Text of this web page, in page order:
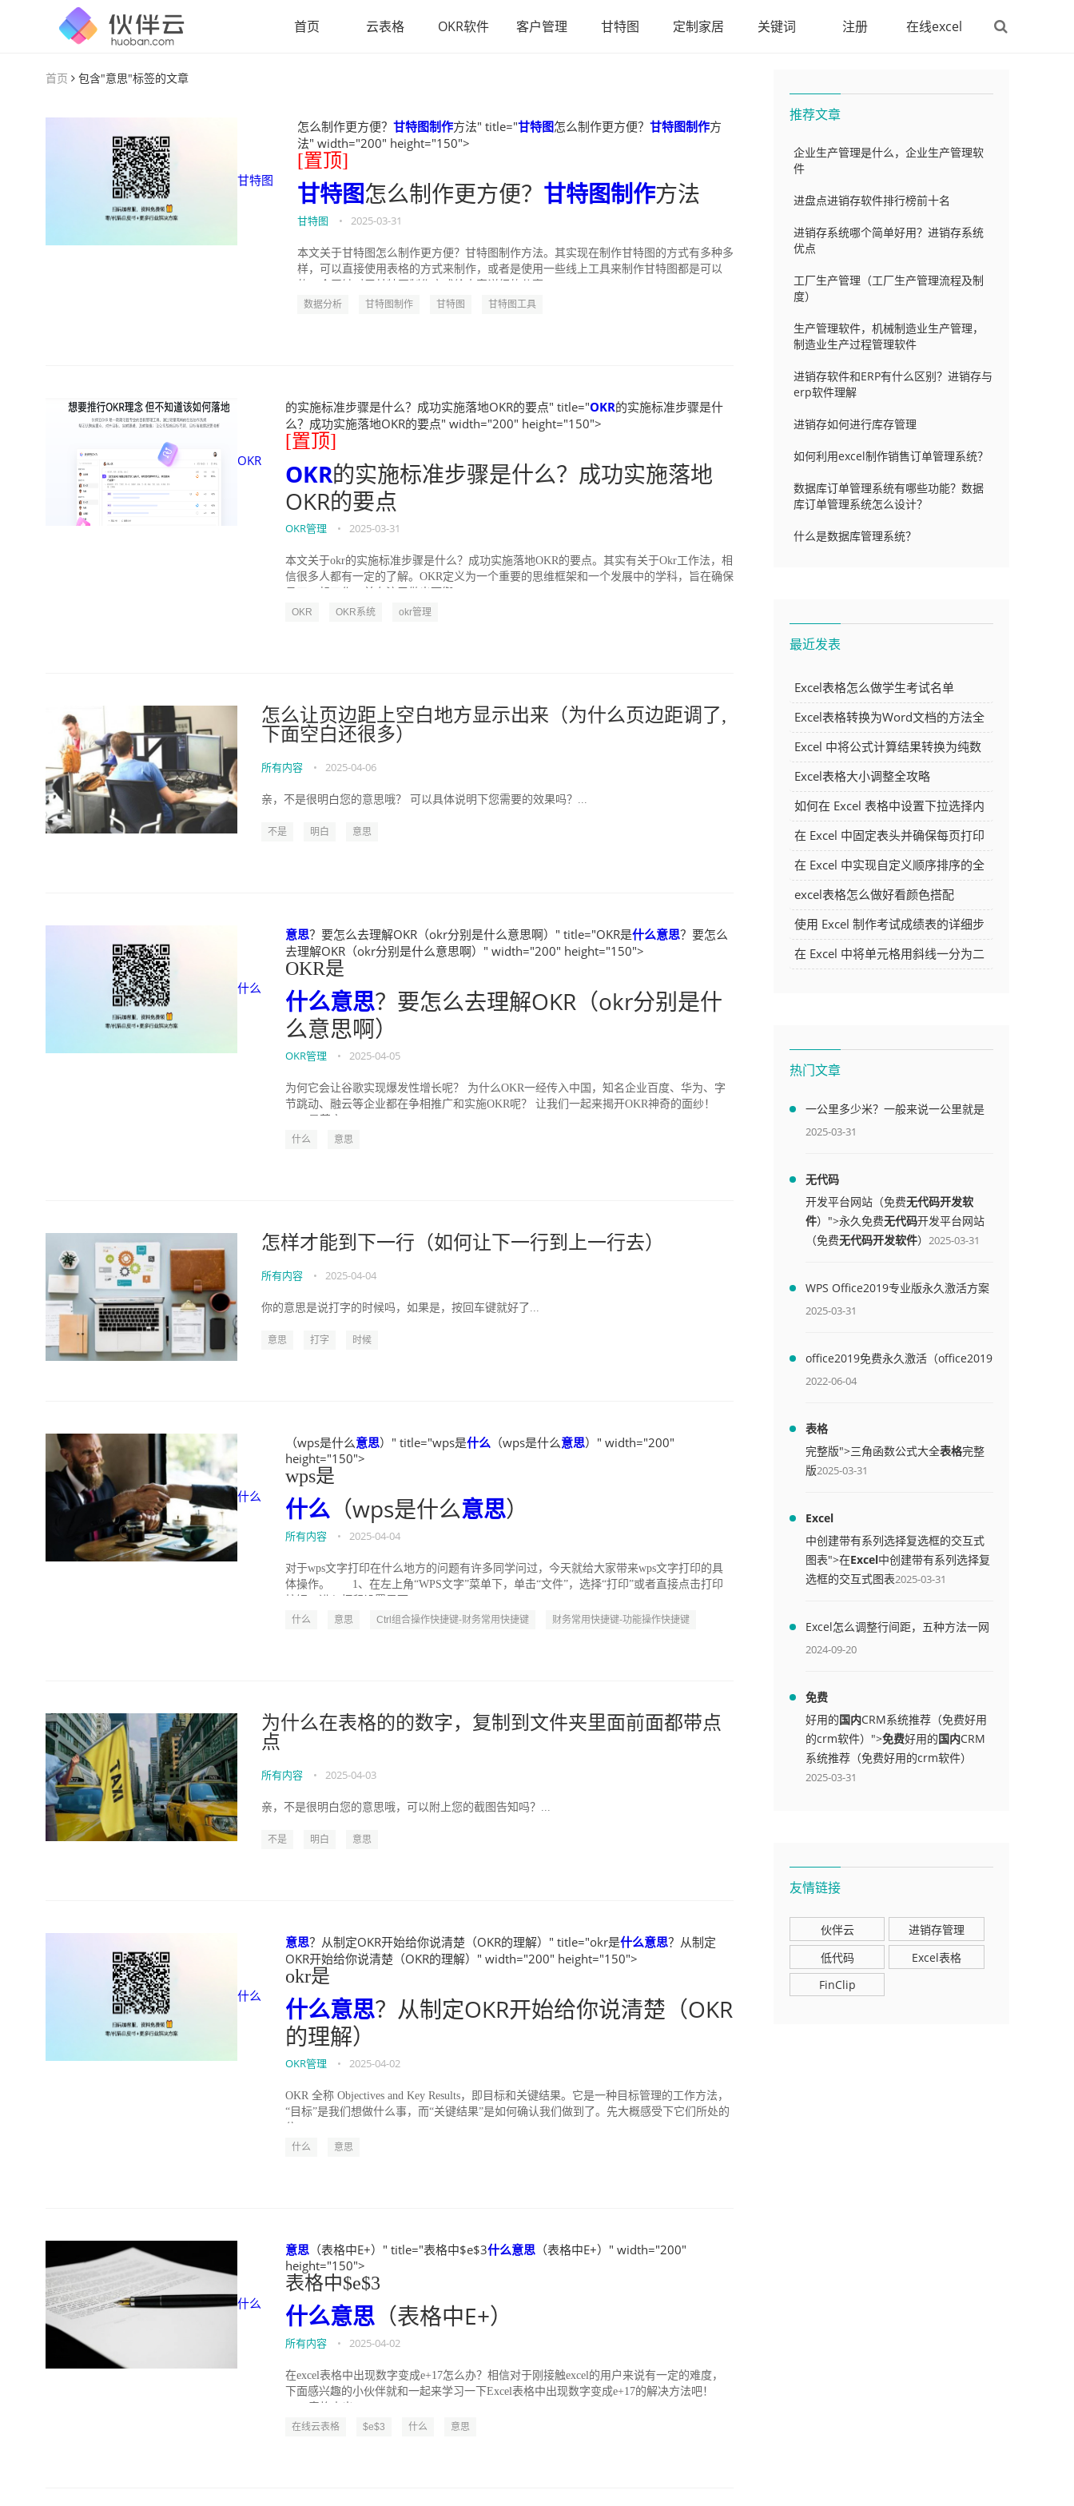
首页 云表格 OKR软件 客户管理 甘特图 定制家居 关键词 注册 在线excel
首页 包含"意思"标签的文章
甘特图
怎么制作更方便？ 甘特图制作方法" title="甘特图怎么制作更方便？ 甘特图制作方
法" width="200" height="150">
[置顶]
甘特图怎么制作更方便？ 甘特图制作方法
甘特图 • 2025-03-31
本文关于甘特图怎么制作更方便？甘特图制作方法。其实现在制作甘特图的方式有多种多
样，可以直接使用表格的方式来制作，或者是使用一些线上工具来制作甘特图都是可以
数据分析 甘特图制作 甘特图 甘特图工具
OKR
的实施标准步骤是什么？成功实施落地OKR的要点" title="OKR的实施标准步骤是什
么？成功实施落地OKR的要点" width="200" height="150">
[置顶]
OKR的实施标准步骤是什么？成功实施落地
OKR的要点
OKR管理 • 2025-03-31
本文关于okr的实施标准步骤是什么？成功实施落地OKR的要点。其实有关于Okr工作法，相
信很多人都有一定的了解。OKR定义为一个重要的思维框架和一个发展中的学科，旨在确保
OKR OKR系统 okr管理
怎么让页边距上空白地方显示出来（为什么页边距调了,
下面空白还很多）
所有内容 • 2025-04-06
亲，不是很明白您的意思哦？ 可以具体说明下您需要的效果吗？...
不是 明白 意思
什么
意思？要怎么去理解OKR（okr分别是什么意思啊）" title="OKR是什么意思？要怎么
去理解OKR（okr分别是什么意思啊）" width="200" height="150">
OKR是
什么意思？要怎么去理解OKR（okr分别是什
么意思啊）
OKR管理 • 2025-04-05
为何它会让谷歌实现爆发性增长呢？ 为什么OKR一经传入中国，知名企业百度、华为、字
节跳动、融云等企业都在争相推广和实施OKR呢？ 让我们一起来揭开OKR神奇的面纱！
什么 意思
怎样才能到下一行（如何让下一行到上一行去）
所有内容 • 2025-04-04
你的意思是说打字的时候吗，如果是，按回车键就好了...
意思 打字 时候
什么
（wps是什么意思）" title="wps是什么 （wps是什么意思）" width="200"
height="150">
wps是
什么 （wps是什么意思）
所有内容 • 2025-04-04
对于wps文字打印在什么地方的问题有许多同学问过，今天就给大家带来wps文字打印的具
体操作。 1、在左上角“WPS文字”菜单下，单击“文件”，选择“打印”或者直接点击打印
什么 意思 Ctrl组合操作快捷键-财务常用快捷键 财务常用快捷键-功能操作快捷键
为什么在表格的的数字，复制到文件夹里面前面都带点
点
所有内容 • 2025-04-03
亲，不是很明白您的意思哦，可以附上您的截图告知吗？...
不是 明白 意思
什么
意思？从制定OKR开始给你说清楚（OKR的理解）" title="okr是什么意思？从制定
OKR开始给你说清楚（OKR的理解）" width="200" height="150">
okr是
什么意思？从制定OKR开始给你说清楚（OKR
的理解）
OKR管理 • 2025-04-02
OKR 全称 Objectives and Key Results，即目标和关键结果。它是一种目标管理的工作方法，
“目标”是我们想做什么事，而“关键结果”是如何确认我们做到了。先大概感受下它们所处的
什么 意思
什么
意思 （表格中E+）" title="表格中$e$3什么意思 （表格中E+）" width="200"
height="150">
表格中$e$3
什么意思 （表格中E+）
所有内容 • 2025-04-02
在excel表格中出现数字变成e+17怎么办？相信对于刚接触excel的用户来说有一定的难度，
下面感兴趣的小伙伴就和一起来学习一下Excel表格中出现数字变成e+17的解决方法吧！
在线云表格 $e$3 什么 意思
推荐文章
企业生产管理是什么，企业生产管理软
件
进盘点进销存软件排行榜前十名
进销存系统哪个简单好用？进销存系统
优点
工厂生产管理（工厂生产管理流程及制
度）
生产管理软件，机械制造业生产管理，
制造业生产过程管理软件
进销存软件和ERP有什么区别？进销存与
erp软件理解
进销存如何进行库存管理
如何利用excel制作销售订单管理系统？
数据库订单管理系统有哪些功能？数据
库订单管理系统怎么设计？
什么是数据库管理系统？
最近发表
Excel表格怎么做学生考试名单
Excel表格转换为Word文档的方法全
解析
Excel 中将公式计算结果转换为纯数
字的多种方法
Excel表格大小调整全攻略
如何在 Excel 表格中设置下拉选择内
容
在 Excel 中固定表头并确保每页打印
时都显示表头的方法详解
在 Excel 中实现自定义顺序排序的全
面指南
excel表格怎么做好看颜色搭配
使用 Excel 制作考试成绩表的详细步
骤及技巧
在 Excel 中将单元格用斜线一分为二
热门文章
一公里多少米？一般来说一公里就是
1000米
2025-03-31
无代码
开发平台网站（免费无代码开发软
件）">永久免费无代码开发平台网站
（免费无代码开发软件） 2025-03-31
WPS Office2019专业版永久激活方案
(附终身授权序列号)
2025-03-31
office2019免费永久激活（office2019
免费永久激活码）
2022-06-04
表格
完整版">三角函数公式大全表格完整
版2025-03-31
Excel
中创建带有系列选择复选框的交互式
图表">在Excel中创建带有系列选择复
选框的交互式图表2025-03-31
Excel怎么调整行间距，五种方法一网
打尽
2024-09-20
免费
好用的国内CRM系统推荐（免费好用
的crm软件）">免费好用的国内CRM
系统推荐（免费好用的crm软件）
2025-03-31
友情链接
伙伴云
进销存管理
低代码
Excel表格
FinClip